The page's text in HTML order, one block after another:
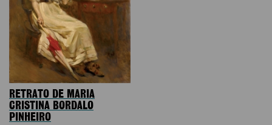
RETRATO DE MARIA
CRISTINA BORDALO
PINHEIRO